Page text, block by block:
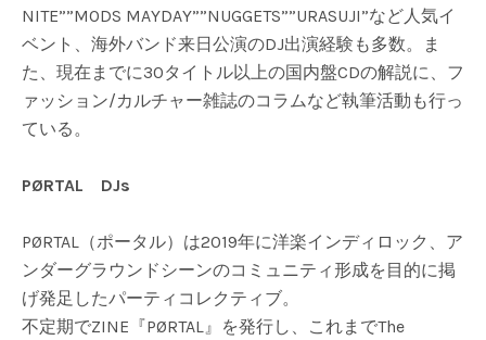
NITE””MODS MAYDAY””NUGGETS””URASUJI”など人気イ
ベント、海外バンド来日公演のDJ出演経験も多数。ま
た、現在までに30タイトル以上の国内盤CDの解説に、フ
ァッション/カルチャー雑誌のコラムなど執筆活動も行っ
ている。
PØRTAL DJs
PØRTAL（ポータル）は2019年に洋楽インディロック、ア
ンダーグラウンドシーンのコミュニティ形成を目的に掲
げ発足したパーティコレクティブ。
不定期でZINE『PØRTAL』を発行し、これまでThe